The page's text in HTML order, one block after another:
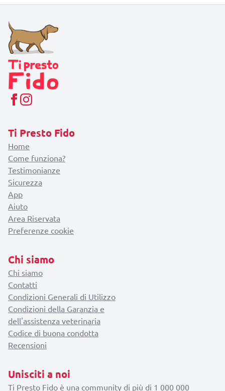
Ti Presto Fido
Home
Come funziona?
Testimonianze
Sicurezza
App
Aiuto
Area Riservata
Preferenze cookie
Chi siamo
Chi siamo
Contatti
Condizioni Generali di Utilizzo
Condizioni della Garanzia e
dell'assistenza veterinaria
Codice di buona condotta
Recensioni
Unisciti a noi
Ti Presto Fido è una community di più di 1 000 000